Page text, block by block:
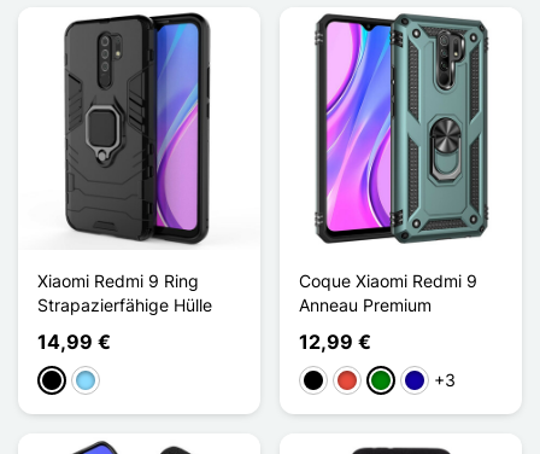
Xiaomi Redmi 9 Ring
Strapazierfähige Hülle
14,99 €
SchwarzHellblau
Coque Xiaomi Redmi 9
Anneau Premium
12,99 €
Schwarz
Rot GrünDunkelblau
+3